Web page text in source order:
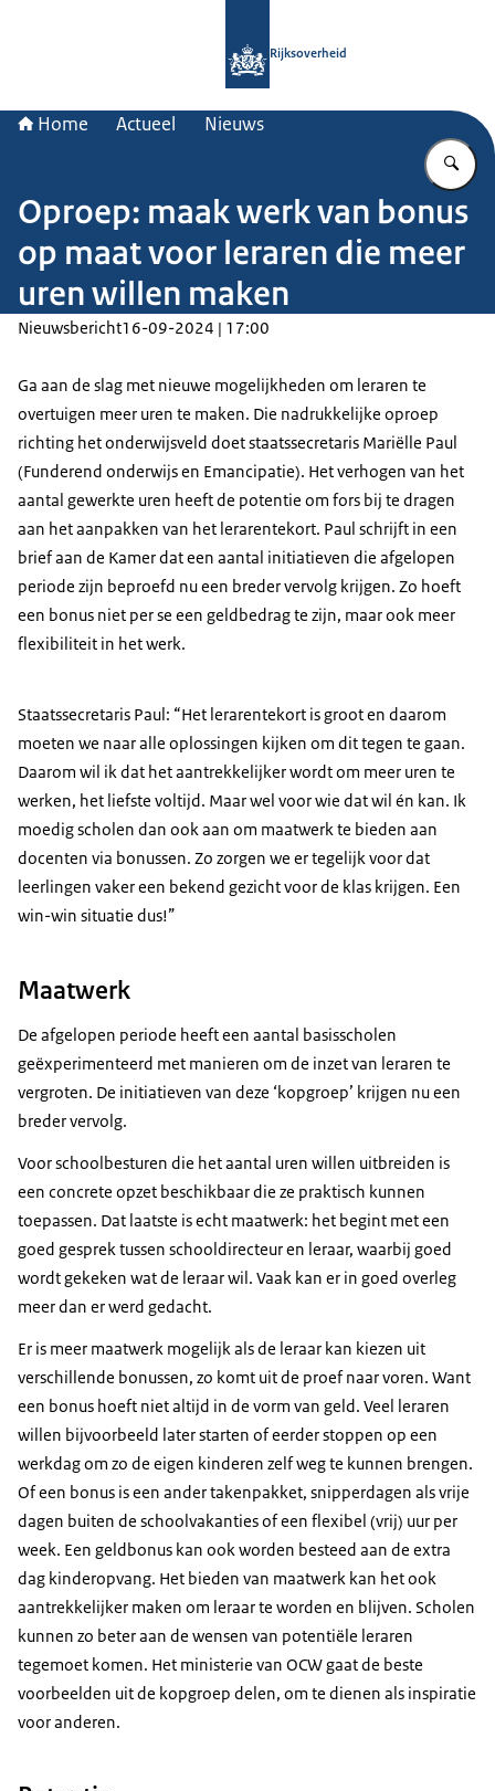
Rijksoverheid
Home Actueel Nieuws
Oproep: maak werk van bonus
op maat voor leraren die meer
uren willen maken
Nieuwsbericht16-09-2024 | 17:00
Ga aan de slag met nieuwe mogelijkheden om leraren te
overtuigen meer uren te maken. Die nadrukkelijke oproep
richting het onderwijsveld doet staatssecretaris Mariëlle Paul
(Funderend onderwijs en Emancipatie). Het verhogen van het
aantal gewerkte uren heeft de potentie om fors bij te dragen
aan het aanpakken van het lerarentekort. Paul schrijft in een
brief aan de Kamer dat een aantal initiatieven die afgelopen
periode zijn beproefd nu een breder vervolg krijgen. Zo hoeft
een bonus niet per se een geldbedrag te zijn, maar ook meer
flexibiliteit in het werk.
Staatssecretaris Paul: “Het lerarentekort is groot en daarom
moeten we naar alle oplossingen kijken om dit tegen te gaan.
Daarom wil ik dat het aantrekkelijker wordt om meer uren te
werken, het liefste voltijd. Maar wel voor wie dat wil én kan. Ik
moedig scholen dan ook aan om maatwerk te bieden aan
docenten via bonussen. Zo zorgen we er tegelijk voor dat
leerlingen vaker een bekend gezicht voor de klas krijgen. Een
win-win situatie dus!”
Maatwerk
De afgelopen periode heeft een aantal basisscholen
geëxperimenteerd met manieren om de inzet van leraren te
vergroten. De initiatieven van deze ‘kopgroep’ krijgen nu een
breder vervolg.
Voor schoolbesturen die het aantal uren willen uitbreiden is
een concrete opzet beschikbaar die ze praktisch kunnen
toepassen. Dat laatste is echt maatwerk: het begint met een
goed gesprek tussen schooldirecteur en leraar, waarbij goed
wordt gekeken wat de leraar wil. Vaak kan er in goed overleg
meer dan er werd gedacht.
Er is meer maatwerk mogelijk als de leraar kan kiezen uit
verschillende bonussen, zo komt uit de proef naar voren. Want
een bonus hoeft niet altijd in de vorm van geld. Veel leraren
willen bijvoorbeeld later starten of eerder stoppen op een
werkdag om zo de eigen kinderen zelf weg te kunnen brengen.
Of een bonus is een ander takenpakket, snipperdagen als vrije
dagen buiten de schoolvakanties of een flexibel (vrij) uur per
week. Een geldbonus kan ook worden besteed aan de extra
dag kinderopvang. Het bieden van maatwerk kan het ook
aantrekkelijker maken om leraar te worden en blijven. Scholen
kunnen zo beter aan de wensen van potentiële leraren
tegemoet komen. Het ministerie van OCW gaat de beste
voorbeelden uit de kopgroep delen, om te dienen als inspiratie
voor anderen.